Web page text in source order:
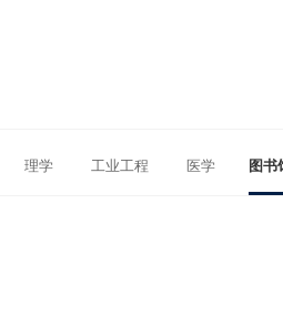
理学 工业工程 医学